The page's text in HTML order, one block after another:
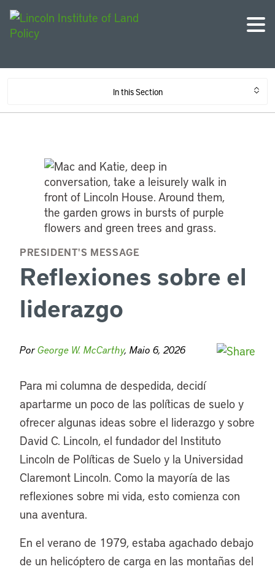
In this Section
PRESIDENT'S MESSAGE
Reflexiones sobre el
liderazgo
PorGeorge W. McCarthy, Maio 6, 2026
Para mi columna de despedida, decidí
apartarme un poco de las políticas de suelo y
ofrecer algunas ideas sobre el liderazgo y sobre
David C. Lincoln, el fundador del Instituto
Lincoln de Políticas de Suelo y la Universidad
Claremont Lincoln. Como la mayoría de las
reflexiones sobre mi vida, esto comienza con
una aventura.
En el verano de 1979, estaba agachado debajo
de un helicóptero de carga en las montañas del